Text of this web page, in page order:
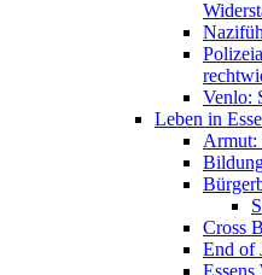
Venlo:
Leben in
Armut:
Cross
End of
Essens